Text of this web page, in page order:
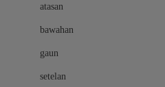
atasan
bawahan
gaun
setelan